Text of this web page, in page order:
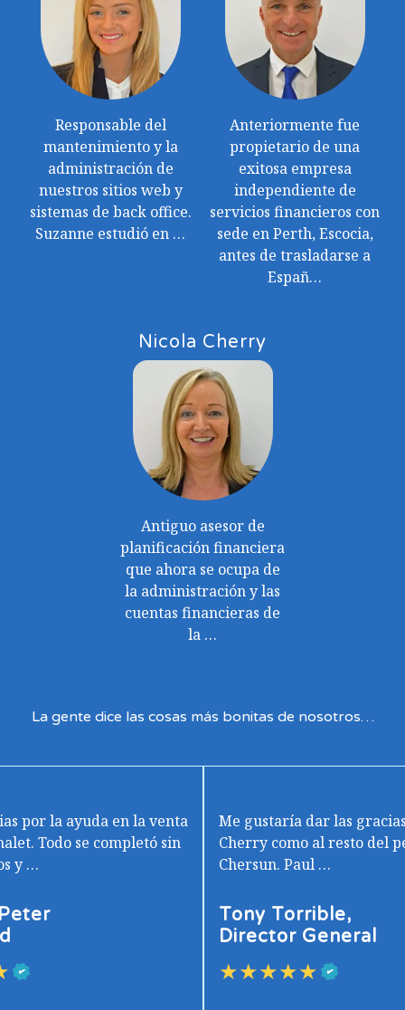
Responsable del
mantenimiento y la
administración de
nuestros sitios web y
sistemas de back office.
Suzanne estudió en …
Anteriormente fue
propietario de una
exitosa empresa
independiente de
servicios financieros con
sede en Perth, Escocia,
antes de trasladarse a
Españ…
Nicola Cherry
Antiguo asesor de
planificación financiera
que ahora se ocupa de
la administración y las
cuentas financieras de
la …
La gente dice las cosas más bonitas de nosotros…
por la ayuda en la venta
Todo se completó sin
y …
Me gustaría dar las
Cherry como al resto del
Chersun. Paul …
Tony Torrible,
Director General
★★★★★